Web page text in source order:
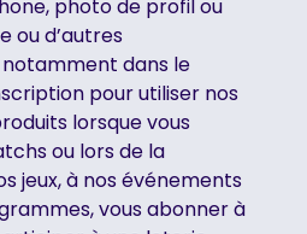
photo de profil ou
ou d’autres
dans le
pour utiliser nos
lorsque vous
ou lors de la
jeux, à nos événements
vous abonner à